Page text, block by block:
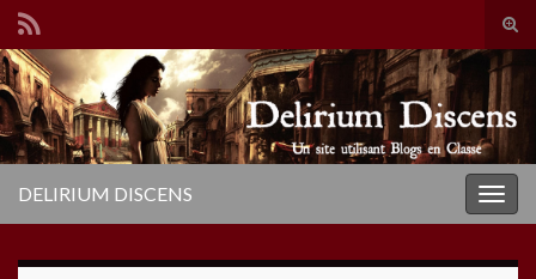
Search for:
DELIRIUM DISCENS